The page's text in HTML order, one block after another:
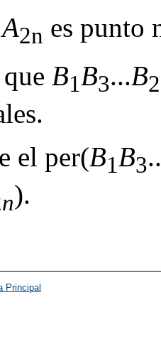
A2n es punto
B1B3...B2
el per(B1B3
n).
Principal